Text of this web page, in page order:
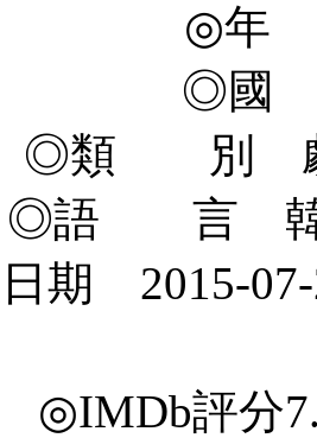
◎年
◎國
◎類 別 劇
◎語 言 韓語
期 2015-07-
◎IMDb評分